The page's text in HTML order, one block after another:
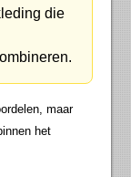
die
maar
het